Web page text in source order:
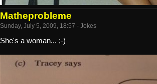
Matheprobleme
Sunday, July 5, 2009, 18:57 - Jokes
She's a woman... ;-)